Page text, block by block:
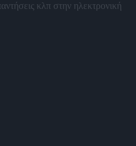
κλπ στην ηλεκτρονική